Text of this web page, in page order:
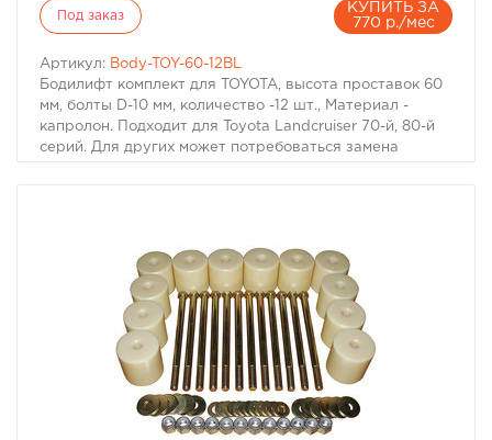
Под заказ
КУПИТЬ ЗА
770 р./мес
Артикул: Body-TOY-60-12BL
Бодилифт комплект для TOYOTA, высота проставок 60
мм, болты D-10 мм, количество -12 шт., Материал -
капролон. Подходит для Toyota Landcruiser 70-й, 80-й
серий. Для других может потребоваться замена